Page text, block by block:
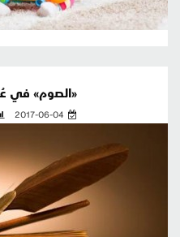
«الصوم» في
2017-06-04